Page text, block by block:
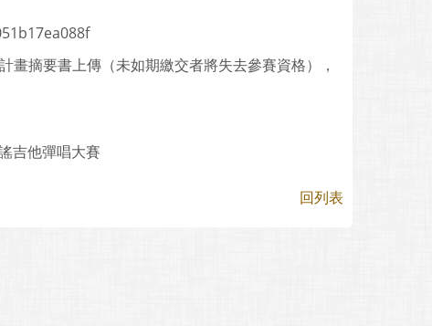
摘要書上傳（未如期繳交者將失去參賽資格），
吉他彈唱大賽
回列表